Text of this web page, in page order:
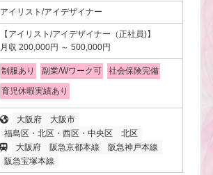
アイリスト/アイデザイナー
【アイリスト/アイデザイナー（正社員)】
月収 200,000円 ～ 500,000円
制服あり 副業/Wワーク可 社会保険完備
育児休暇実績あり
大阪府
大阪市
福島区・北区・西区・中央区
北区
大阪府
阪急京都本線
阪急神戸本線
阪急宝塚本線